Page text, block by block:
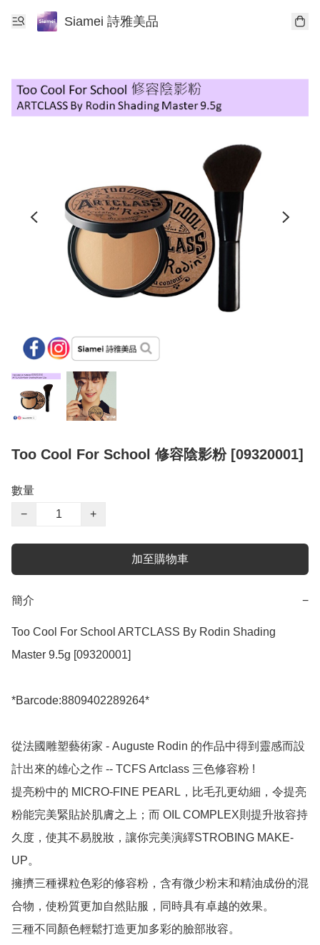
Siamei 詩雅美品
Too Cool For School 修容陰影粉 [09320001]
數量
−
+
加至購物車
簡介 −
Too Cool For School ARTCLASS By Rodin Shading
Master 9.5g [09320001]
*Barcode:8809402289264*
從法國雕塑藝術家 - Auguste Rodin 的作品中得到靈感而設
計出來的雄心之作 -- TCFS Artclass 三色修容粉 !
提亮粉中的 MICRO-FINE PEARL，比毛孔更幼細，令提亮
粉能完美緊貼於肌膚之上；而 OIL COMPLEX則提升妝容持
久度，使其不易脫妝，讓你完美演繹STROBING MAKE-
UP。
擁擠三種裸粒色彩的修容粉，含有微少粉末和精油成份的混
合物，使粉質更加自然貼服，同時具有卓越的效果。
三種不同顏色輕鬆打造更加多彩的臉部妝容。